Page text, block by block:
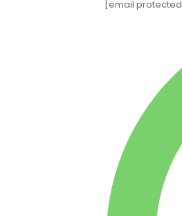
[email protected]